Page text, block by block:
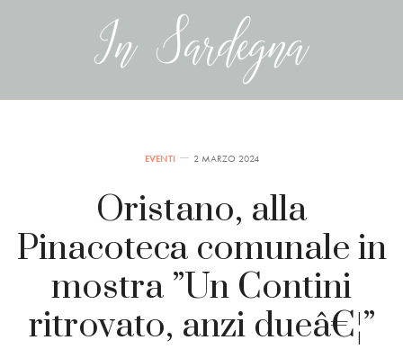
EVENTI 2 MARZO 2024
Oristano, alla
Pinacoteca comunale in
mostra ”Un Contini
ritrovato, anzi dueâ€¦”